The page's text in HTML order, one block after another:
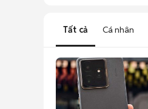
Tất cả Cá nhân